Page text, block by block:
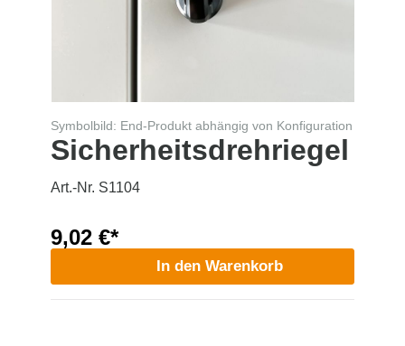
Symbolbild: End-Produkt abhängig von Konfiguration
Sicherheitsdrehriegel
Art.-Nr. S1104
9,02 €*
In den Warenkorb